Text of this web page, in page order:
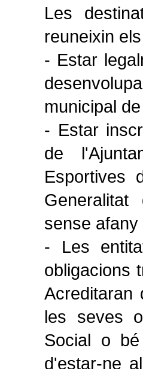
Les
reuneixin
- Estar
municipal
- Estar
de
Esportives
sense
- Les
obligacions
Acreditaran
les seves
Social o
d'estar-ne